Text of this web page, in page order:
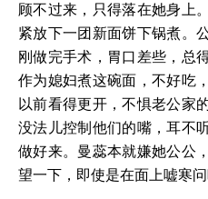
顾不过来，只得落在她身上
紧放下一团新面饼下锅煮。
刚做完手术，胃口差些，总
作为媳妇煮这碗面，不好吃
以前看得更开，不惧老公家
没法儿控制他们的嘴，耳不
做好来。曼蕊本就嫌她公公
望一下，即使是在面上嘘寒问